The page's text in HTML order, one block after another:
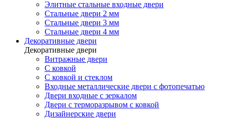
Элитные стальные входные двери
Стальные двери 2 мм
Стальные двери 3 мм
Стальные двери 4 мм
Декоративные двери
Декоративные двери
Витражные двери
С ковкой
С ковкой и стеклом
Входные металлические двери с фотопечатью
Двери входные с зеркалом
Двери с терморазрывом с ковкой
Дизайнерские двери